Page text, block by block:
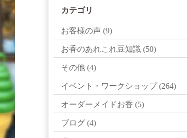
カテゴリ
お客様の声 (9)
お香のあれこれ豆知識 (50)
その他 (4)
イベント・ワークショップ(264)
オーダーメイドお香 (5)
ブログ (4)